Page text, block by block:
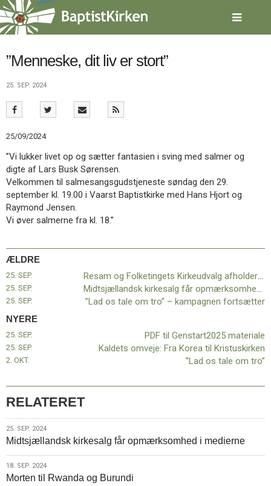
Spring
menu
over
gå
indholdVend
forsiden
1.0:
Forside
3.0:
Kalender
4.0:
Inspiration
5.0:
Værktøjskassen
6.0:
Mission
7.0:
Om
BaptistKirken
Forside
10.0:
Nyheder
11.0:
Kalender
12.0:
Inspiration
13.0:
Værktøjskassen
14.0:
Mission
15.0:
Om
BaptistKirken
16.0:
Kontakt
indlæg:
PDF
Genstart2025
materialeForrige
Resam
og
”Menneske, dit liv er stort”
25. SEP. 2024
25/09/2024
”Vi lukker livet op og sætter fantasien i sving med salmer og
digte af Lars Busk Sørensen.
Velkommen til salmesangsgudstjeneste søndag den 29.
september kl. 19.00 i Vaarst Baptistkirke med Hans Hjort og
Raymond Jensen.
Vi øver salmerne fra kl. 18.”
ÆLDRE
25. SEP. Resam og Folketingets Kirkeudvalg afholder offentlig høring om at begrænse religiøs polarisering
25. SEP. Midtsjællandsk kirkesalg får opmærksomhed i medierne
25. SEP. ”Lad os tale om tro” – kampagnen fortsætter
NYERE
PDF til Genstart2025 materiale
25. SEP.
Kaldets omveje: Fra Korea til Kristuskirken
25. SEP.
”Lad os tale om tro”
2. OKT.
RELATERET
25.
sep.
2024
25. SEP. 2024
Midtsjællandsk kirkesalg får opmærksomhed i medierne
18.
sep.
18. SEP. 2024
Morten til Rwanda og Burundi